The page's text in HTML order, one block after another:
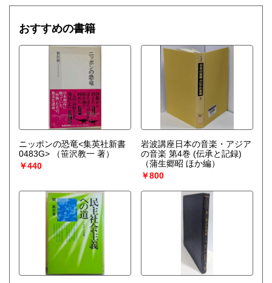
おすすめの書籍
ニッポンの恐竜<集英社新書
0483G>
（笹沢教一 著）
￥440
岩波講座日本の音楽・アジア
の音楽 第4巻 (伝承と記録)
（蒲生郷昭 ほか編）
￥800